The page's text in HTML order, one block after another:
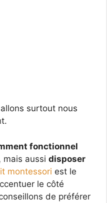
surtout nous
fonctionnel
mais aussi disposer
montessori est le
le côté
de préférer